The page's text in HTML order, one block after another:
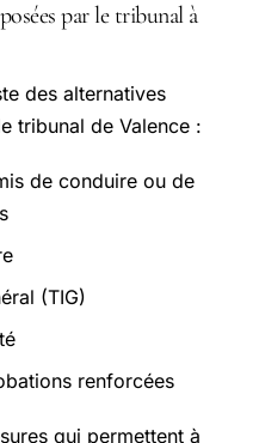
par le tribunal à
des alternatives
tribunal de Valence :
de conduire ou de
(TIG)
renforcées
qui permettent à